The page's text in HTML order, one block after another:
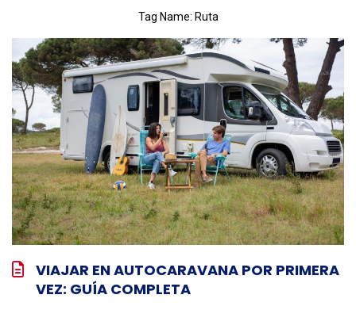
Tag Name: Ruta
VIAJAR EN AUTOCARAVANA POR PRIMERA
VEZ: GUÍA COMPLETA